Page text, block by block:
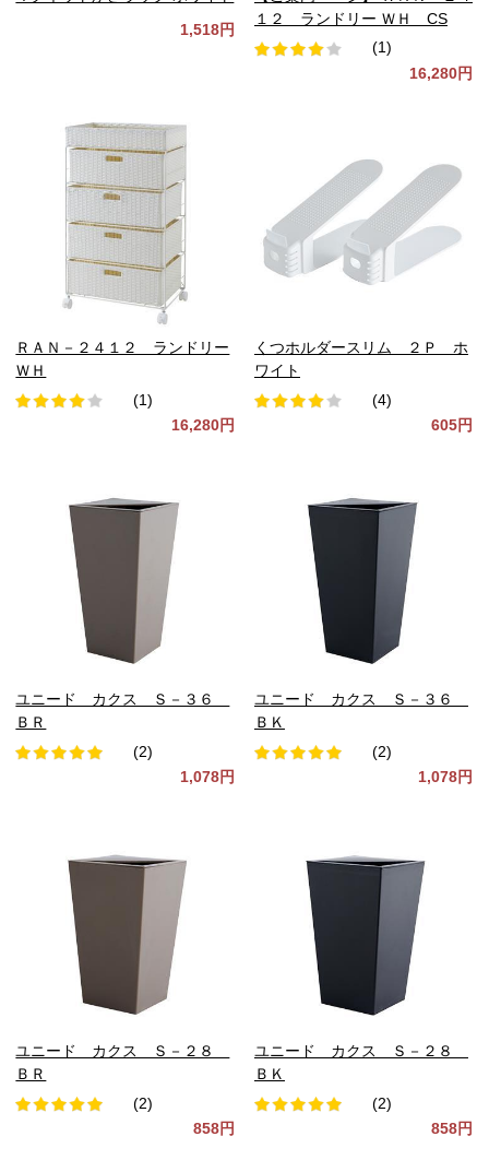
1,518円
１２ ランドリー ＷＨ CS
(1)
16,280円
ＲＡＮ－２４１２ ランドリー
ＷＨ
(1)
16,280円
くつホルダースリム ２Ｐ ホ
ワイト
(4)
605円
ユニード カクス Ｓ－３６
ＢＲ
(2)
1,078円
ユニード カクス Ｓ－３６
ＢＫ
(2)
1,078円
ユニード カクス Ｓ－２８
ＢＲ
(2)
858円
ユニード カクス Ｓ－２８
ＢＫ
(2)
858円